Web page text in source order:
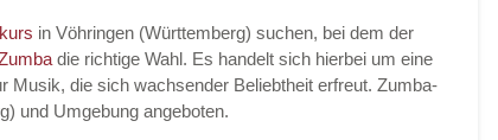
in Vöhringen (Württemberg) suchen, bei dem der
die richtige Wahl. Es handelt sich hierbei um eine
Musik, die sich wachsender Beliebtheit erfreut. Zumba-
und Umgebung angeboten.